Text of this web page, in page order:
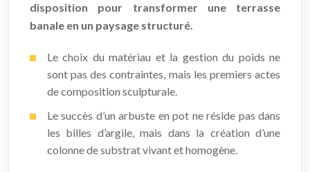
disposition pour transformer une terrasse
banale en un paysage structuré.
Le choix du matériau et la gestion du poids ne
sont pas des contraintes, mais les premiers actes
de composition sculpturale.
Le succès d’un arbuste en pot ne réside pas dans
les billes d’argile, mais dans la création d’une
colonne de substrat vivant et homogène.